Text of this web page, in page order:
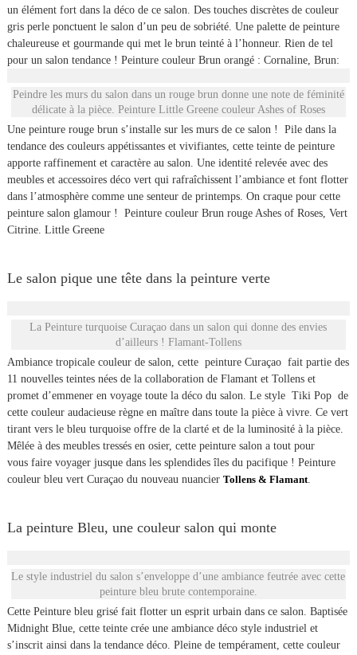
un élément fort dans la déco de ce salon. Des touches discrètes de couleur
gris perle ponctuent le salon d’un peu de sobriété. Une palette de peinture
chaleureuse et gourmande qui met le brun teinté à l’honneur. Rien de tel
pour un salon tendance ! Peinture couleur Brun orangé : Cornaline, Brun:
Peindre les murs du salon dans un rouge brun donne une note de féminité
délicate à la pièce. Peinture Little Greene couleur Ashes of Roses
Une peinture rouge brun s’installe sur les murs de ce salon ! Pile dans la
tendance des couleurs appétissantes et vivifiantes, cette teinte de peinture
apporte raffinement et caractère au salon. Une identité relevée avec des
meubles et accessoires déco vert qui rafraîchissent l’ambiance et font flotter
dans l’atmosphère comme une senteur de printemps. On craque pour cette
peinture salon glamour ! Peinture couleur Brun rouge Ashes of Roses, Vert
Citrine. Little Greene
Le salon pique une tête dans la peinture verte
La Peinture turquoise Curaçao dans un salon qui donne des envies
d’ailleurs ! Flamant-Tollens
Ambiance tropicale couleur de salon, cette peinture Curaçao fait partie des
11 nouvelles teintes nées de la collaboration de Flamant et Tollens et
promet d’emmener en voyage toute la déco du salon. Le style Tiki Pop de
cette couleur audacieuse règne en maître dans toute la pièce à vivre. Ce vert
tirant vers le bleu turquoise offre de la clarté et de la luminosité à la pièce.
Mêlée à des meubles tressés en osier, cette peinture salon a tout pour
vous faire voyager jusque dans les splendides îles du pacifique ! Peinture
couleur bleu vert Curaçao du nouveau nuancier Tollens & Flamant.
La peinture Bleu, une couleur salon qui monte
Le style industriel du salon s’enveloppe d’une ambiance feutrée avec cette
peinture bleu brute contemporaine.
Cette Peinture bleu grisé fait flotter un esprit urbain dans ce salon. Baptisée
Midnight Blue, cette teinte crée une ambiance déco style industriel et
s’inscrit ainsi dans la tendance déco. Pleine de tempérament, cette couleur